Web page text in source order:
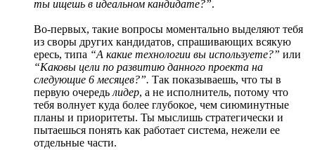
ты ищешь в идеальном кандидате?”.
Во-первых, такие вопросы моментально выделяют тебя
из своры других кандидатов, спрашивающих всякую
ересь, типа “А какие технологии вы используете?” или
“Каковы цели по развитию данного проекта на
следующие 6 месяцев?”. Так показываешь, что ты в
первую очередь лидер, а не исполнитель, потому что
тебя волнует куда более глубокое, чем сиюминутные
планы и приоритеты. Ты мыслишь стратегически и
пытаешься понять как работает система, нежели ее
отдельные части.